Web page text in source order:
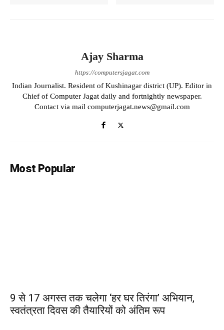
Ajay Sharma
https://computersjagat.com
Indian Journalist. Resident of Kushinagar district (UP). Editor in
Chief of Computer Jagat daily and fortnightly newspaper.
Contact via mail computerjagat.news@gmail.com
Most Popular
9 से 17 अगस्त तक चलेगा ‘हर घर तिरंगा’ अभियान,
स्वतंत्रता दिवस की तैयारियों को अंतिम रूप